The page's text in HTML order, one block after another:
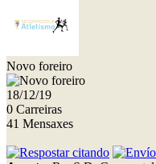
Novo foreiro
18/12/19
0 Carreiras
41 Mensaxes